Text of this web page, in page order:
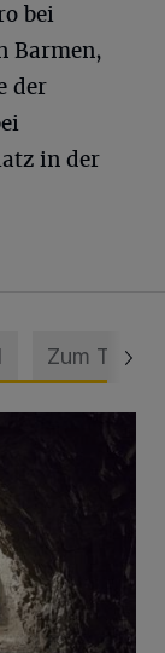
bei
Barmen,
der
in der
Zum Thema